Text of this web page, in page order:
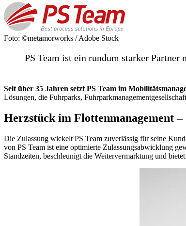
Foto: ©metamorworks / Adobe Stock
PS Team ist ein rundum starker
Seit über 35 Jahren setzt PS Team im
Lösungen, die Fuhrparks,
Herzstück im Flottenmanagement
Die Zulassung wickelt PS Team zuverlässig für seine
von PS Team ist eine optimierte Zulassungsabwicklung
Standzeiten, beschleunigt die Weitervermarktung und